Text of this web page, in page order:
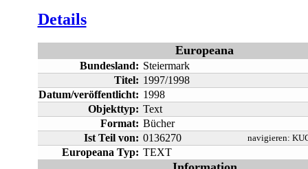
Details
Europeana
Bundesland: Steiermark
Titel: 1997/1998
Datum/veröffentlicht: 1998
Objekttyp: Text
Format: Bücher
Ist Teil von: 0136270 navigieren:
Europeana Typ: TEXT